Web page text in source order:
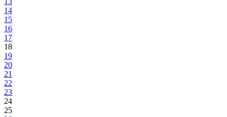
14
15
16
17
18
19
20
21
22
23
24
25